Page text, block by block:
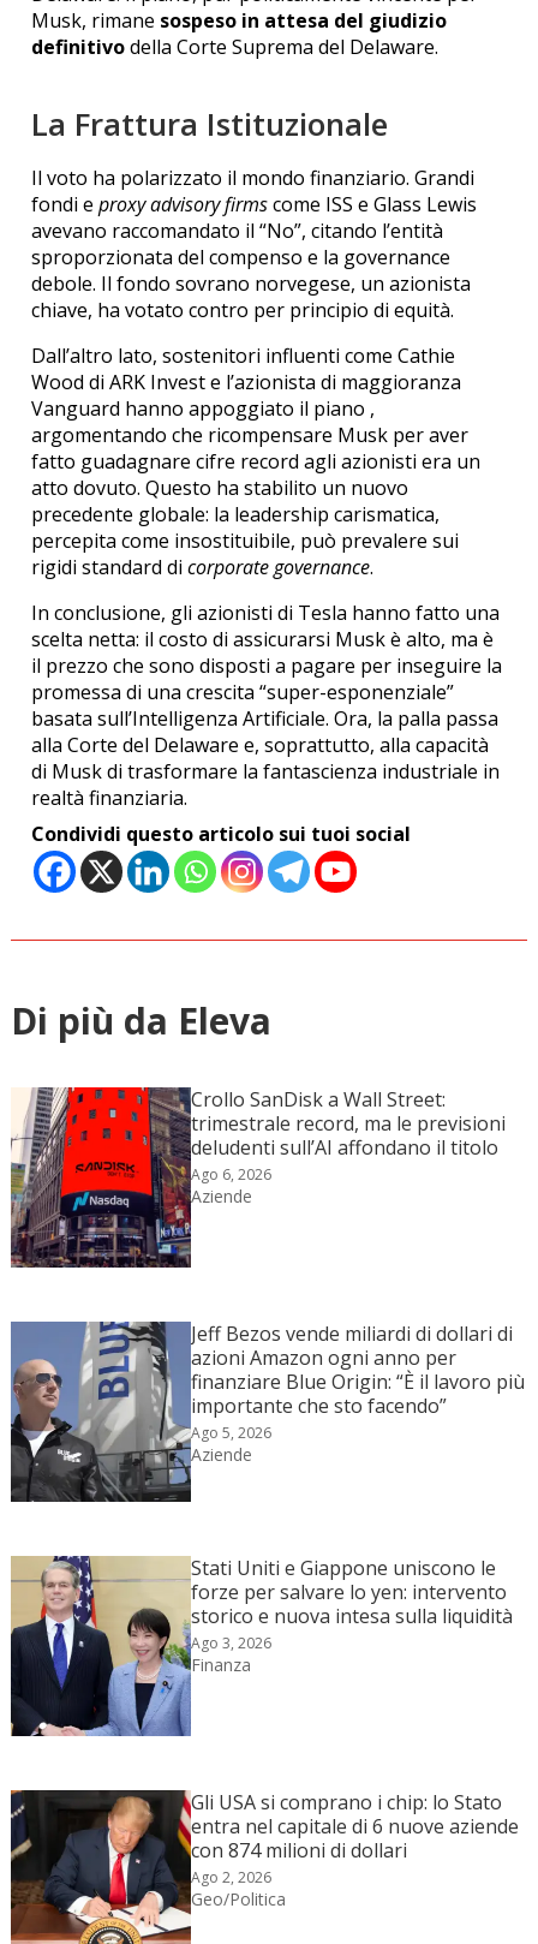
Musk, rimane sospeso in attesa del giudizio
definitivodella Corte Suprema del Delaware.
La Frattura Istituzionale
Il voto ha polarizzato il mondo finanziario. Grandi
fondi eproxy advisory firmscome ISS e Glass Lewis
avevano raccomandato il “No”, citando l’entità
sproporzionata del compenso e la governance
debole. Il fondo sovrano norvegese, un azionista
chiave, ha votato contro per principio di equità.
Dall’altro lato, sostenitori influenti come Cathie
Wood di ARK Invest e l’azionista di maggioranza
Vanguard hanno appoggiato il piano ,
argomentando che ricompensare Musk per aver
fatto guadagnare cifre record agli azionisti era un
atto dovuto. Questo ha stabilito un nuovo
precedente globale: la leadership carismatica,
percepita come insostituibile, può prevalere sui
rigidi standard dicorporate governance.
In conclusione, gli azionisti di Tesla hanno fatto una
scelta netta: il costo di assicurarsi Musk è alto, ma è
il prezzo che sono disposti a pagare per inseguire la
promessa di una crescita “super-esponenziale”
basata sull’Intelligenza Artificiale. Ora, la palla passa
alla Corte del Delaware e, soprattutto, alla capacità
di Musk di trasformare la fantascienza industriale in
realtà finanziaria.
Condividi questo articolo sui tuoi social
Di più da Eleva
Crollo SanDisk a Wall Street:
trimestrale record, ma le previsioni
deludenti sull’AI affondano il titolo
Ago 6, 2026
Aziende
Jeff Bezos vende miliardi di dollari di
azioni Amazon ogni anno per
finanziare Blue Origin: “È il lavoro più
importante che sto facendo”
Ago 5, 2026
Aziende
Stati Uniti e Giappone uniscono le
forze per salvare lo yen: intervento
storico e nuova intesa sulla liquidità
Ago 3, 2026
Finanza
Gli USA si comprano i chip: lo Stato
entra nel capitale di 6 nuove aziende
con 874 milioni di dollari
Ago 2, 2026
Geo/Politica